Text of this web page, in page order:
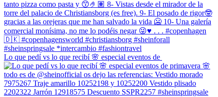
Lo que pedí vs lo que recibí 🌸 especial eventos de